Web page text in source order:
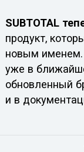
SUBTOTAL
продукт,
новым именем.
уже в
обновленный
и в